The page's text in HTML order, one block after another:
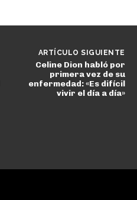
ARTÍCULO SIGUIENTE
Celine Dion habló por
primera vez de su
enfermedad: «Es difícil
vivir el día a día»